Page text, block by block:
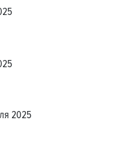
2025